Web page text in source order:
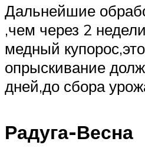
Дальнейшие
,чем через 2
медный
опрыскивание
дней,до сбора
Радуга-Весна